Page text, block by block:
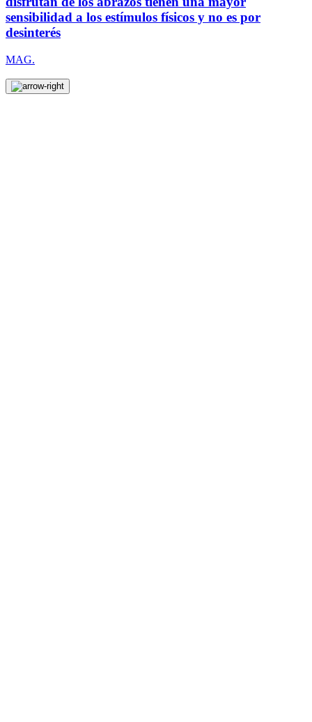
sensibilidad a los estímulos físicos y no es por
desinterés
MAG.